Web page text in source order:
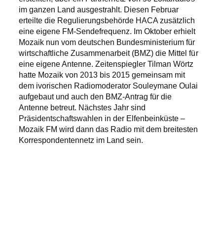
im ganzen Land ausgestrahlt. Diesen Februar
erteilte die Regulierungsbehörde HACA zusätzlich
eine eigene FM-Sendefrequenz. Im Oktober erhielt
Mozaik nun vom deutschen Bundesministerium für
wirtschaftliche Zusammenarbeit (BMZ) die Mittel für
eine eigene Antenne. Zeitenspiegler Tilman Wörtz
hatte Mozaik von 2013 bis 2015 gemeinsam mit
dem ivorischen Radiomoderator Souleymane Oulai
aufgebaut und auch den BMZ-Antrag für die
Antenne betreut. Nächstes Jahr sind
Präsidentschaftswahlen in der Elfenbeinküste –
Mozaik FM wird dann das Radio mit dem breitesten
Korrespondentennetz im Land sein.